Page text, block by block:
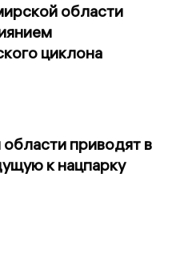
области
циклона
приводят в
к нацпарку